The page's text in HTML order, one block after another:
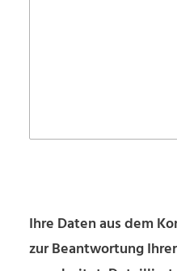
leave
this
Please
leave
Ihre Daten aus dem
zur Beantwortung